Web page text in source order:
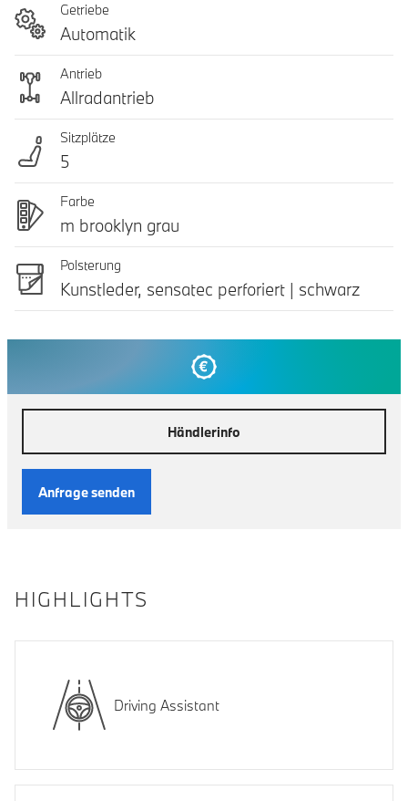
Getriebe
Automatik
Antrieb
Allradantrieb
Sitzplätze
5
Farbe
m brooklyn grau
Polsterung
Kunstleder, sensatec perforiert | schwarz
Händlerinfo
Anfrage senden
HIGHLIGHTS
Driving Assistant